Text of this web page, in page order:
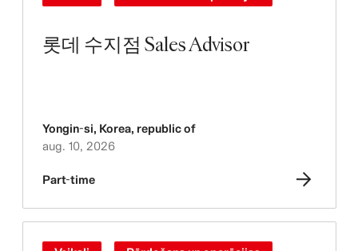
롯데 수지점 Sales Advisor
Yongin-si, Korea, republic of
aug. 10, 2026
Part-time